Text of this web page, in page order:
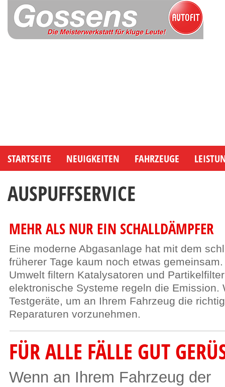
STARTSEITE NEUIGKEITEN FAHRZEUGE
AUSPUFFSERVICE
MEHR ALS NUR EIN SCHALLDÄMPFER
Eine moderne Abgasanlage hat mit dem
früherer Tage kaum noch etwas
Umwelt filtern Katalysatoren und
elektronische Systeme regeln die Emission.
Testgeräte, um an Ihrem Fahrzeug die
Reparaturen vorzunehmen.
FÜR ALLE FÄLLE GUT
Wenn an Ihrem Fahrzeug der